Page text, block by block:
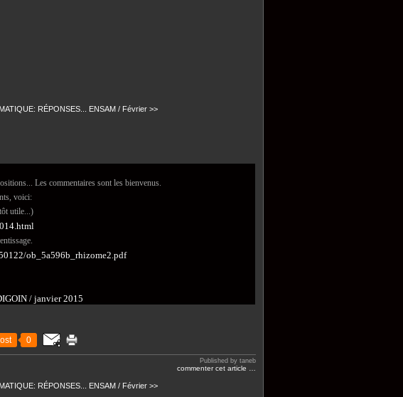
RÉPONSES... ENSAM / Février >>
Les commentaires sont les bienvenus.
voici:
utile...)
ob_5a596b_rhizome2.pdf
0
Published by taneb
commenter cet article
RÉPONSES... ENSAM / Février >>